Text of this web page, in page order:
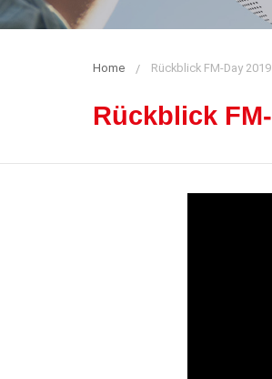
Home Rückblick FM-Day 2019
Rückblick